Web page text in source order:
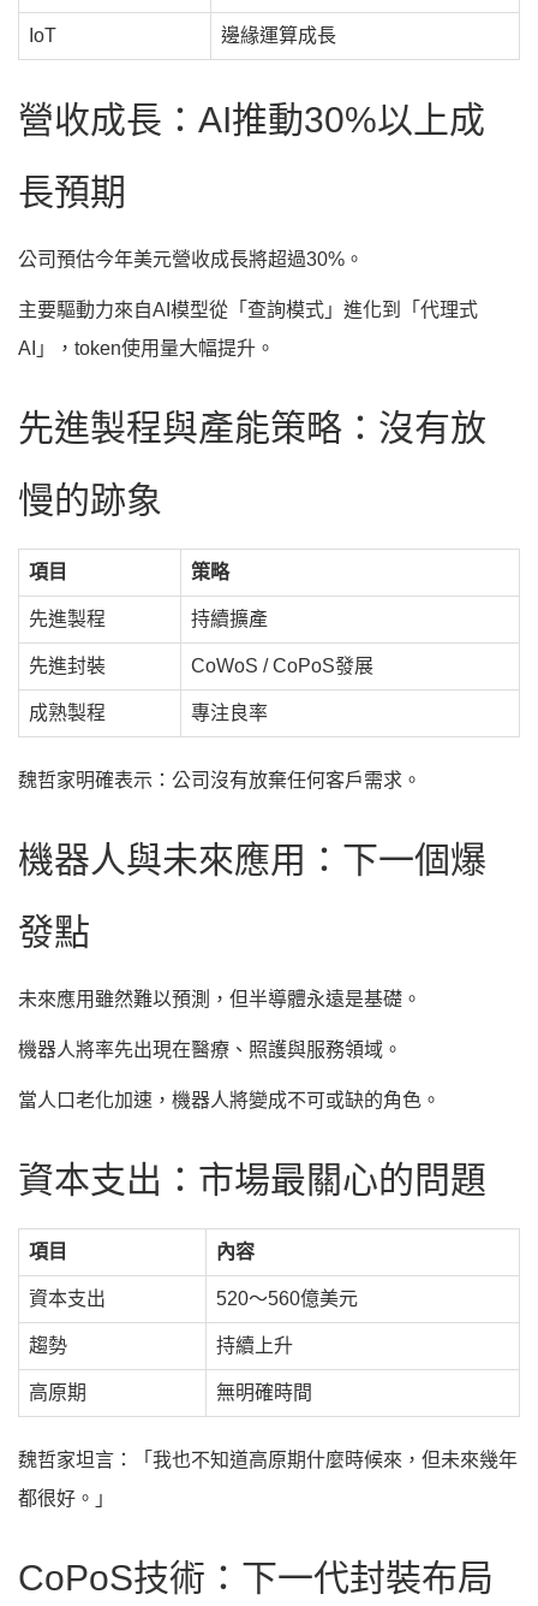
IoT 邊緣運算成長
營收成長：AI推動30%以上成
長預期
公司預估今年美元營收成長將超過30%。
主要驅動力來自AI模型從「查詢模式」進化到「代理式
AI」，token使用量大幅提升。
先進製程與產能策略：沒有放
慢的跡象
項目 策略
先進製程 持續擴產
先進封裝 CoWoS / CoPoS發展
成熟製程 專注良率
魏哲家明確表示：公司沒有放棄任何客戶需求。
機器人與未來應用：下一個爆
發點
未來應用雖然難以預測，但半導體永遠是基礎。
機器人將率先出現在醫療、照護與服務領域。
當人口老化加速，機器人將變成不可或缺的角色。
資本支出：市場最關心的問題
項目 內容
資本支出 520～560億美元
趨勢 持續上升
高原期 無明確時間
魏哲家坦言：「我也不知道高原期什麼時候來，但未來幾年
都很好。」
CoPoS技術：下一代封裝布局